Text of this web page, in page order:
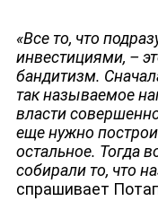
«Все то, что
инвестициями, –
бандитизм.
так называемое
власти
еще нужно
остальное. Тогда
собирали то, что
спрашивает